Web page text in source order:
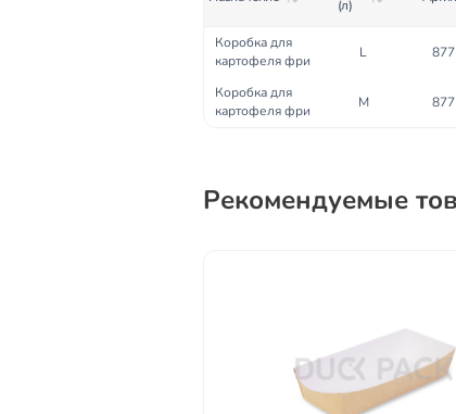
(л)
Коробка для
картофеля фри
L
Коробка для
картофеля фри
M
Рекомендуемые